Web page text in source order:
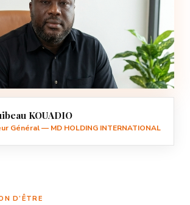
KOUADIO
Général — MD HOLDING INTERNATIONAL
D’ÊTRE